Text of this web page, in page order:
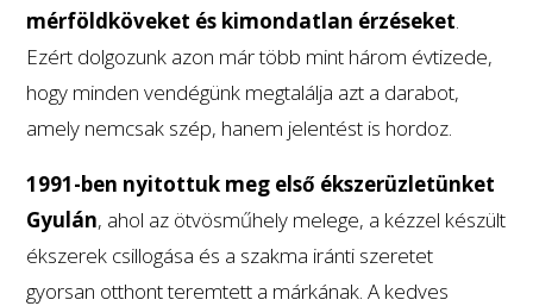
mérföldköveket és kimondatlan érzéseket.
Ezért dolgozunk azon már több mint három évtizede,
hogy minden vendégünk megtalálja azt a darabot,
amely nemcsak szép, hanem jelentést is hordoz.
1991-ben nyitottuk meg első ékszerüzletünket
Gyulán, ahol az ötvösműhely melege, a kézzel készült
ékszerek csillogása és a szakma iránti szeretet
gyorsan otthont teremtett a márkának. A kedves